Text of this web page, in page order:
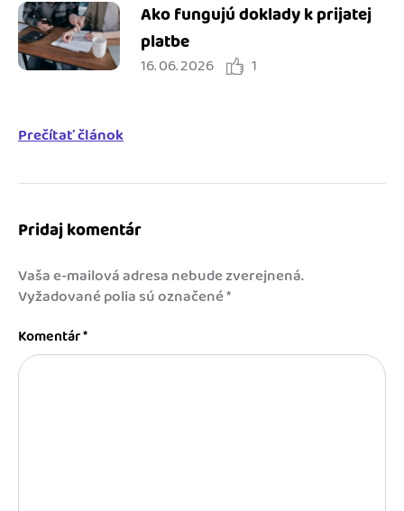
Ako fungujú doklady k prijatej
platbe
16. 06. 2026 1
Prečítať článok
Pridaj komentár
Vaša e-mailová adresa nebude zverejnená.
Vyžadované polia sú označené*
Komentár*